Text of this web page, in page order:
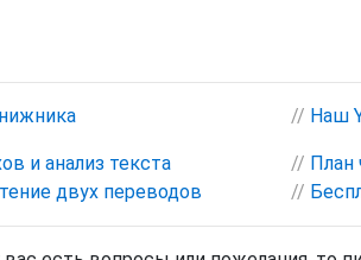
// Наш
и анализ текста
двух переводов
// План
//